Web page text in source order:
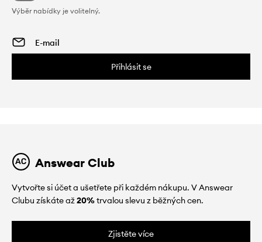
Výběr nabídky je volitelný.
Přihlásit se
Answear Club
Vytvořte si účet a ušetřete při každém nákupu. V Answear
Clubu získáte až20%trvalou slevu z běžných cen.
Zjistěte více